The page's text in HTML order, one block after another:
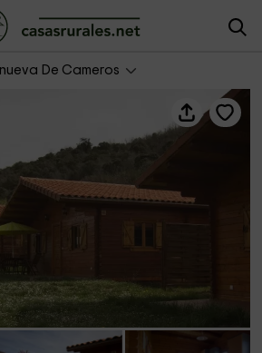
De Cameros